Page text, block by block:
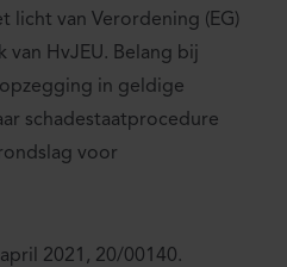
licht van Verordening (EG)
van HvJEU. Belang bij
in geldige
schadestaatprocedure
voor
2021, 20/00140.